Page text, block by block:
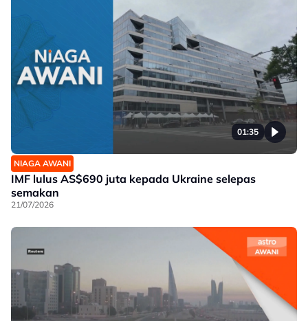
01:35
NIAGA AWANI
IMF lulus AS$690 juta kepada Ukraine selepas
semakan
21/07/2026